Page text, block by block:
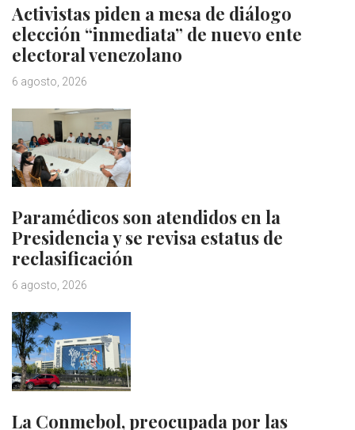
Activistas piden a mesa de diálogo
elección “inmediata” de nuevo ente
electoral venezolano
6 agosto, 2026
Paramédicos son atendidos en la
Presidencia y se revisa estatus de
reclasificación
6 agosto, 2026
La Conmebol, preocupada por las